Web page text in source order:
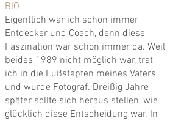
BIO
Eigentlich war ich schon immer
Entdecker und Coach, denn diese
Faszination war schon immer da. Weil
beides 1989 nicht möglich war, trat
ich in die Fußstapfen meines Vaters
und wurde Fotograf. Dreißig Jahre
später sollte sich heraus stellen, wie
glücklich diese Entscheidung war. In